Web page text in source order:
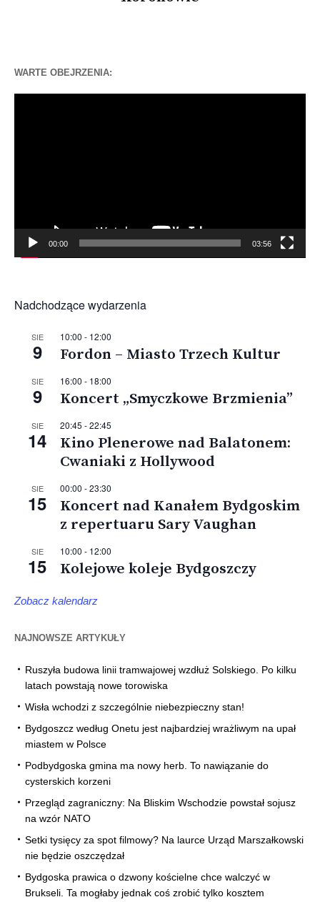
WARTE OBEJRZENIA:
00:00 03:56
Nadchodzące wydarzenia
SIE
9
10:00 - 12:00
Fordon – Miasto Trzech Kultur
SIE
9
16:00 - 18:00
Koncert „Smyczkowe Brzmienia”
SIE
14
20:45 -22:45
Kino Plenerowe nad Balatonem:
Cwaniaki z Hollywood
SIE
15
00:00 -23:30
Koncert nad Kanałem Bydgoskim
z repertuaru Sary Vaughan
SIE
15
10:00 - 12:00
Kolejowe koleje Bydgoszczy
Zobacz kalendarz
NAJNOWSZE ARTYKUŁY
Ruszyła budowa linii tramwajowej wzdłuż Solskiego. Po kilku
latach powstają nowe torowiska
Wisła wchodzi z szczególnie niebezpieczny stan!
Bydgoszcz według Onetu jest najbardziej wrażliwym na upał
miastem w Polsce
Podbydgoska gmina ma nowy herb. To nawiązanie do
cysterskich korzeni
Przegląd zagraniczny: Na Bliskim Wschodzie powstał sojusz
na wzór NATO
Setki tysięcy za spot filmowy? Na laurce Urząd Marszałkowski
nie będzie oszczędzał
Bydgoska prawica o dzwony kościelne chce walczyć w
Brukseli. Ta mogłaby jednak coś zrobić tylko kosztem